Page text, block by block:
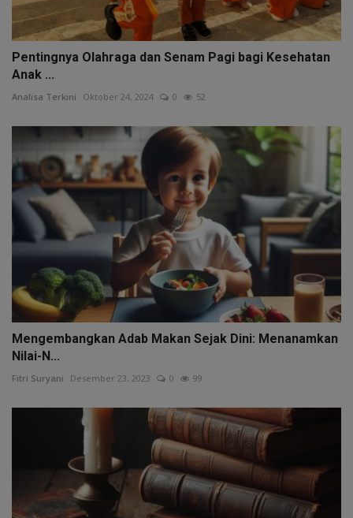
Pentingnya Olahraga dan Senam Pagi bagi Kesehatan
Anak ...
Analisa Terkini Oktober 24, 2024 0 52
Mengembangkan Adab Makan Sejak Dini: Menanamkan
Nilai-N...
Fitri Suryani Desember 23, 2023 0 99